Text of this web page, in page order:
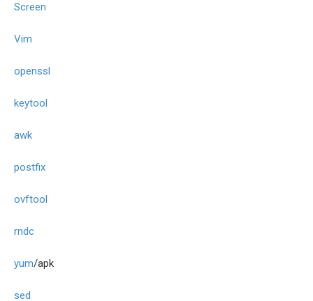
Screen
Vim
openssl
keytool
awk
postfix
ovftool
rndc
yum/apk
sed